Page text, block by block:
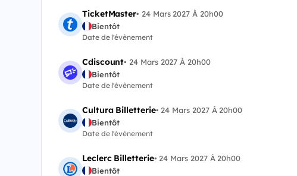
TicketMaster• 24 Mars 2027 À 20h00
Bientôt
Date de l'évènement
Cdiscount• 24 Mars 2027 À 20h00
Bientôt
Date de l'évènement
Cultura Billetterie• 24 Mars 2027 À 20h00
Bientôt
Date de l'évènement
Leclerc Billetterie• 24 Mars 2027 À 20h00
Bientôt